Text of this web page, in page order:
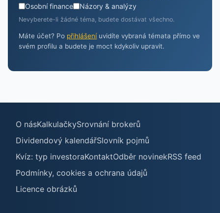
Osobní finance
Názory & analýzy
Nevyberete-li žádné téma, budete dostávat všechno.
Máte účet? Po přihlášeníuvidíte vybraná témata přímo ve
svém profilu a budete je moct kdykoliv upravit.
O násKalkulačkySrovnání brokerů
Dividendový kalendářSlovník pojmů
Kvíz: typ investoraKontaktOdběr novinekRSS feed
Podmínky, cookies a ochrana údajů
Licence obrázků